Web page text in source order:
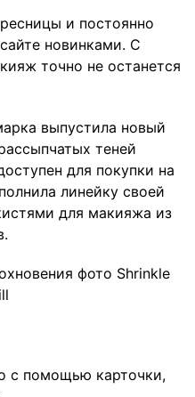
и постоянно
новинками. С
точно не останется
выпустила новый
теней
для покупки на
линейку своей
для макияжа из
фото Shrinkle
с помощью карточки,